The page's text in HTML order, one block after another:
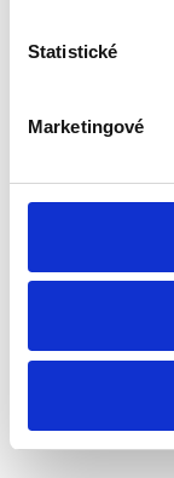
Statistické
Marketingové